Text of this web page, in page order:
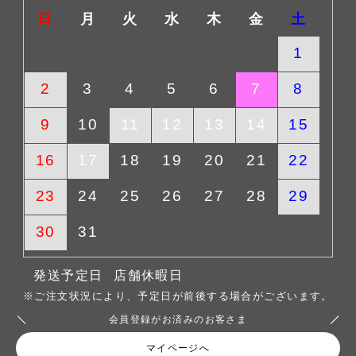
日 月 火 水 木 金 土
1
2 3 4 5 6 7 8
9 10 11 12 13 14 15
16 17 18 19 20 21 22
23 24 25 26 27 28 29
30 31
発送予定日 店舗休暇日
※ご注文状況により、予定日が前後する場合がございます。
会員登録がお済みのお客さま
マイページへ